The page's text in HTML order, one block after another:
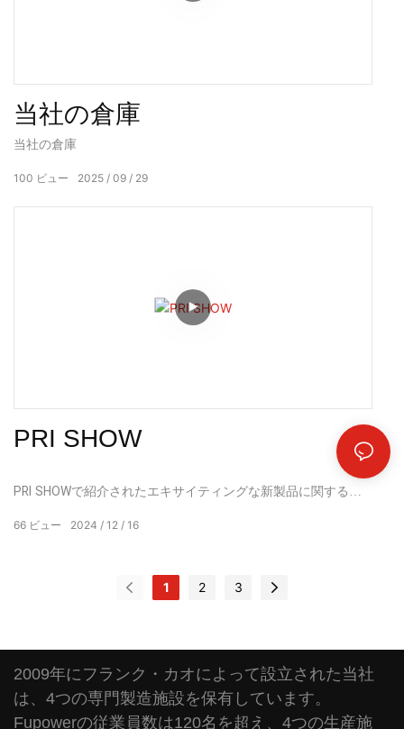
当社の倉庫
当社の倉庫
2025 09 29
100 ビュー
PRI SHOW
PRI SHOWで紹介されたエキサイティングな新製品に関するビ
革新的なソリューションを発見する準備をしてください。
2024 12 16
66 ビュー
1 2 3
2009年にフランク・カオによって設立された当社
は、4つの専門製造施設を保有しています。
Fupowerの従業員数は120名を超え、4つの生産施